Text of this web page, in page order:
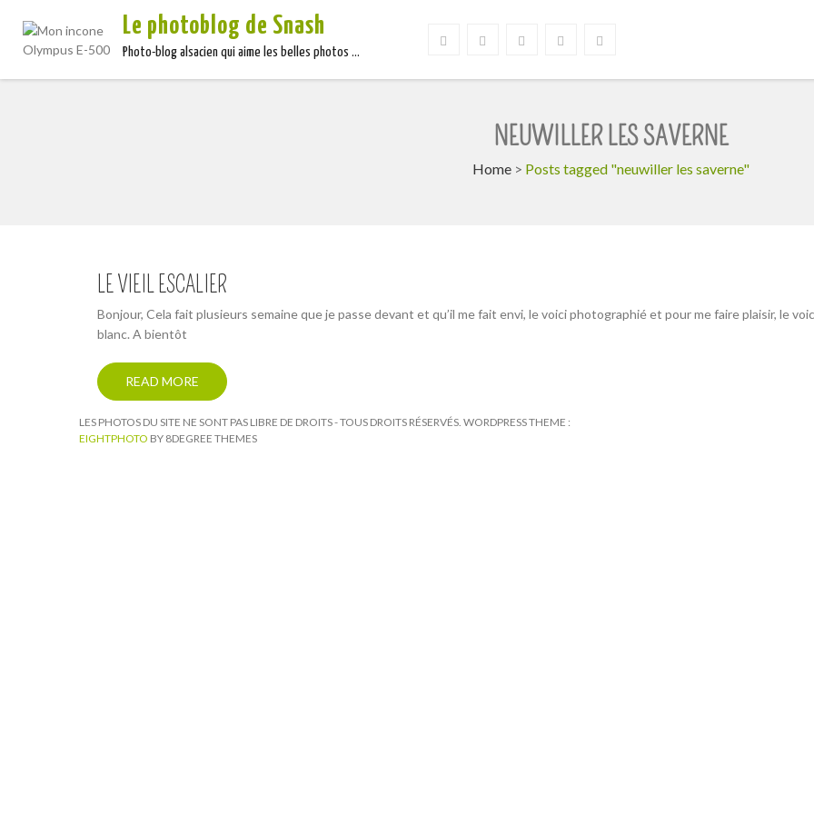
Le photoblog de Snash
Photo-blog alsacien qui aime les belles photos …
NEUWILLER LES SAVERNE
Home> Posts tagged "neuwiller les saverne"
LE VIEIL ESCALIER
Bonjour, Cela fait plusieurs semaine que je passe devant et qu’il me fait envi, le voici photographié et pour me faire plaisir, le
blanc. A bientôt
READ MORE
LES PHOTOS DU SITE NE SONT PAS LIBRE DE DROITS - TOUS DROITS RÉSERVÉS. WORDPRESS THEME :
EIGHTPHOTO BY 8DEGREE THEMES